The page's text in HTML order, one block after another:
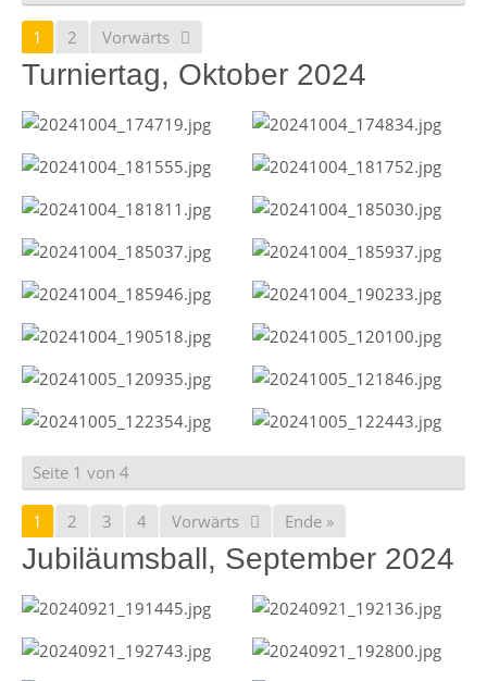
1 2 Vorwärts
Turniertag, Oktober 2024
Seite 1 von 4
1 2 3 4 Vorwärts Ende »
Jubiläumsball, September 2024